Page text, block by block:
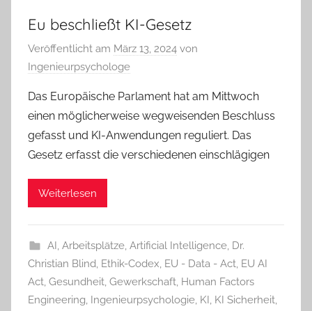
Eu beschließt KI-Gesetz
Veröffentlicht am März 13, 2024 von
Ingenieurpsychologe
Das Europäische Parlament hat am Mittwoch
einen möglicherweise wegweisenden Beschluss
gefasst und KI-Anwendungen reguliert. Das
Gesetz erfasst die verschiedenen einschlägigen
Weiterlesen
AI, Arbeitsplätze, Artificial Intelligence, Dr.
Christian Blind, Ethik-Codex, EU - Data - Act, EU AI
Act, Gesundheit, Gewerkschaft, Human Factors
Engineering, Ingenieurpsychologie, KI, KI Sicherheit,